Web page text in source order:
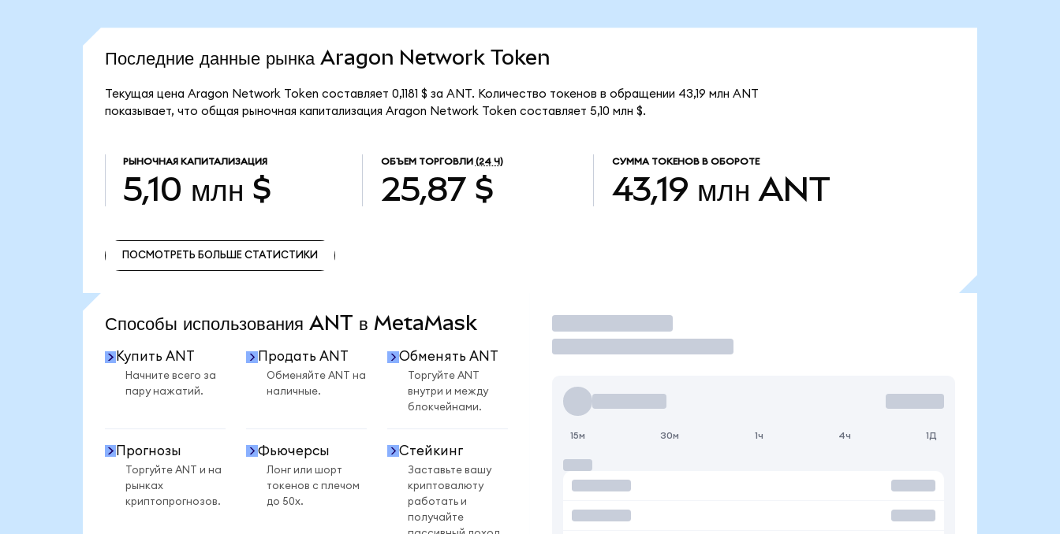
Последние данные рынка Aragon Network Token
Текущая цена Aragon Network Token составляет 0,1181 $ за ANT. Количество токенов в обращении 43,19 млн ANT
показывает, что общая рыночная капитализация Aragon Network Token составляет 5,10 млн $.
РЫНОЧНАЯ КАПИТАЛИЗАЦИЯ
5,10 млн $
ОБЪЕМ ТОРГОВЛИ (24 Ч)
25,87 $
СУММА ТОКЕНОВ В ОБОРОТЕ
43,19 млн ANT
ПОСМОТРЕТЬ БОЛЬШЕ СТАТИСТИКИ
Способы использования ANT в MetaMask
Купить ANT
Начните всего за
пару нажатий.
Продать ANT
Обменяйте ANT на
наличные.
Обменять ANT
Торгуйте ANT
внутри и между
блокчейнами.
Прогнозы
Торгуйте ANT и на
рынках
криптопрогнозов.
Фьючерсы
Лонг или шорт
токенов с плечом
до 50x.
Стейкинг
Заставьте вашу
криптовалюту
работать и
получайте
Торговать
15м 30м 1ч 4ч 1Д